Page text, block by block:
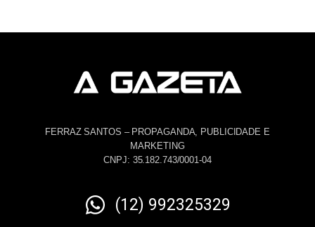
FERRAZ SANTOS – PROPAGANDA, PUBLICIDADE E
MARKETING
CNPJ: 35.182.743/0001-04
(12) 992325329